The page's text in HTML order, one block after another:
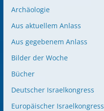
Archäologie
Aus aktuellem Anlass
Aus gegebenem Anlass
Bilder der Woche
Bücher
Deutscher Israelkongress
Europäischer Israelkongress